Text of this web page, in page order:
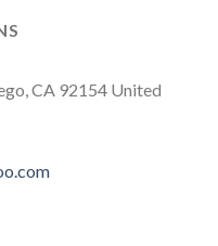
CA 92154 United